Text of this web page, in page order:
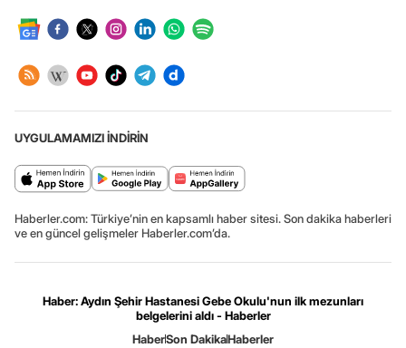
UYGULAMAMIZI İNDİRİN
Haberler.com: Türkiye’nin en kapsamlı haber sitesi. Son dakika haberleri
ve en güncel gelişmeler Haberler.com’da.
Haber: Aydın Şehir Hastanesi Gebe Okulu'nun ilk mezunları
belgelerini aldı - Haberler
HaberSon DakikaHaberler